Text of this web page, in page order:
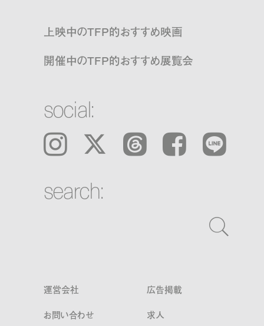
上映中のTFP的おすすめ映画
開催中のTFP的おすすめ展覧会
social:
Instagram 𝕏 Threads Facebook LINE
search:
運営会社
広告掲載
お問い合わせ
求人